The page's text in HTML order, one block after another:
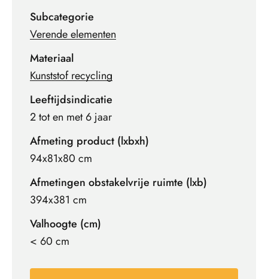
Subcategorie
Verende elementen
Materiaal
Kunststof recycling
Leeftijdsindicatie
2 tot en met 6 jaar
Afmeting product (lxbxh)
94x81x80 cm
Afmetingen obstakelvrije ruimte (lxb)
394x381 cm
Valhoogte (cm)
< 60 cm